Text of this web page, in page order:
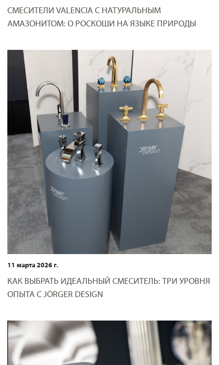
СМЕСИТЕЛИ VALENCIA С НАТУРАЛЬНЫМ
АМАЗОНИТОМ: О РОСКОШИ НА ЯЗЫКЕ ПРИРОДЫ
11 марта 2026 г.
КАК ВЫБРАТЬ ИДЕАЛЬНЫЙ СМЕСИТЕЛЬ: ТРИ УРОВНЯ
ОПЫТА С JÖRGER DESIGN